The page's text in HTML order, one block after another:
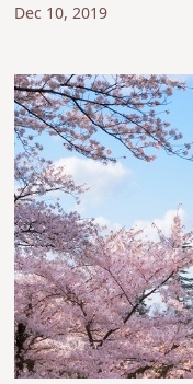
Dec 10, 2019